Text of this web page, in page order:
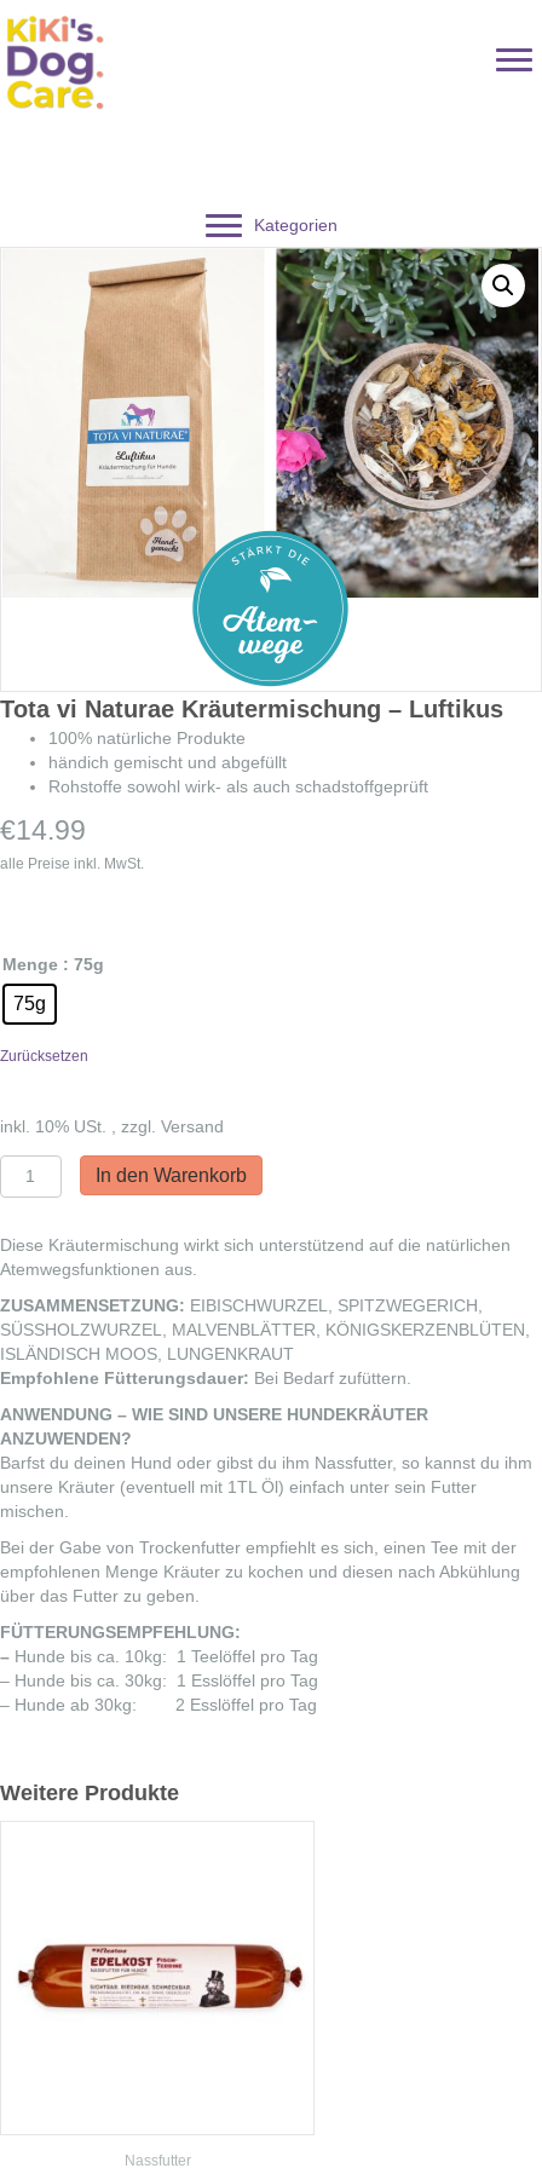
Kategorien
Tota vi Naturae Kräutermischung – Luftikus
100% natürliche Produkte
händich gemischt und abgefüllt
Rohstoffe sowohl wirk- als auch schadstoffgeprüft
€14.99
alle Preise inkl. MwSt.
Menge : 75g
75g
Zurücksetzen
inkl. 10% USt. , zzgl. Versand
Tota
vi
Kräutermischung
-
Menge
In den Warenkorb
Diese Kräutermischung wirkt sich unterstützend auf die natürlichen
Atemwegsfunktionen aus.
ZUSAMMENSETZUNG: EIBISCHWURZEL, SPITZWEGERICH,
SÜSSHOLZWURZEL, MALVENBLÄTTER, KÖNIGSKERZENBLÜTEN,
ISLÄNDISCH MOOS, LUNGENKRAUT
Empfohlene Fütterungsdauer: Bei Bedarf zufüttern.
ANWENDUNG – WIE SIND UNSERE HUNDEKRÄUTER
ANZUWENDEN?
Barfst du deinen Hund oder gibst du ihm Nassfutter, so kannst du ihm
unsere Kräuter (eventuell mit 1TL Öl) einfach unter sein Futter
mischen.
Bei der Gabe von Trockenfutter empfiehlt es sich, einen Tee mit der
empfohlenen Menge Kräuter zu kochen und diesen nach Abkühlung
über das Futter zu geben.
FÜTTERUNGSEMPFEHLUNG:
– Hunde bis ca. 10kg: 1 Teelöffel pro Tag
– Hunde bis ca. 30kg: 1 Esslöffel pro Tag
– Hunde ab 30kg: 2 Esslöffel pro Tag
Weitere Produkte
Nassfutter